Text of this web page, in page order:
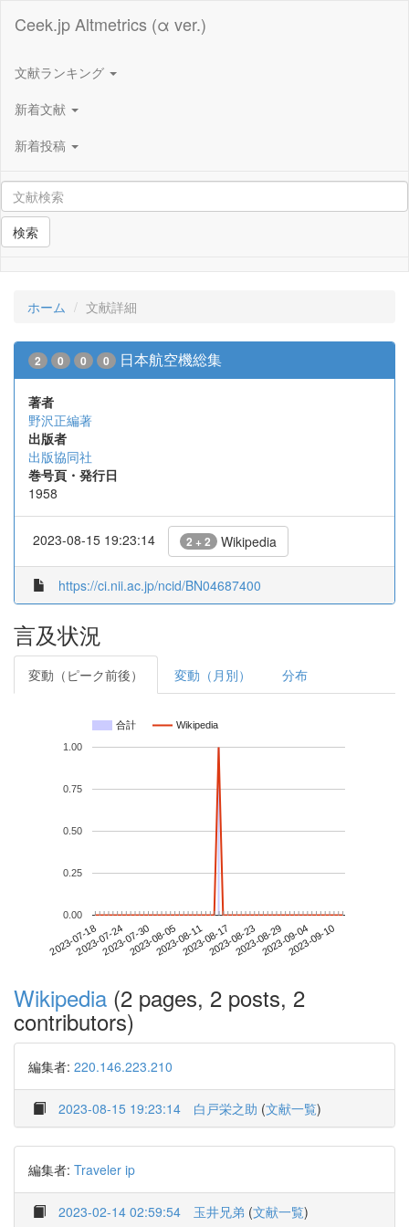
Ceek.jp Altmetrics (α ver.)
文献ランキング
新着文献
新着投稿
検索
ホーム 文献詳細
2 0 0 0 日本航空機総集
著者
野沢正編著
出版者
出版協同社
巻号頁・発行日
1958
2023-08-15 19:23:14 2 + 2 Wikipedia
https://ci.nii.ac.jp/ncid/BN04687400
言及状況
変動（ピーク前後） 変動（月別） 分布
合計 Wikipedia
2023-07-182023-07-242023-07-302023-08-052023-08-112023-08-172023-08-232023-08-292023-09-042023-09-10
0.00
0.25
0.50
0.75
1.00
Wikipedia (2 pages, 2 posts, 2
contributors)
編集者: 220.146.223.210
2023-08-15 19:23:14 白戸栄之助 (文献一覧)
編集者: Traveler ip
2023-02-14 02:59:54 玉井兄弟 (文献一覧)